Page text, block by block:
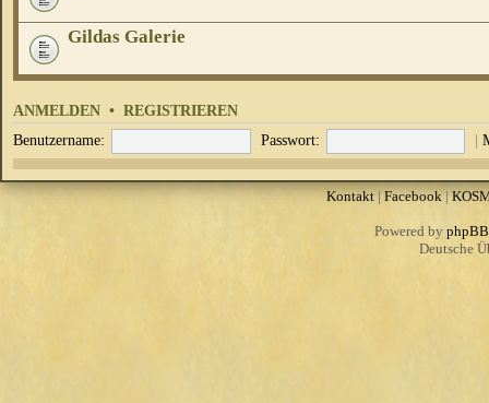
Gildas Galerie
ANMELDEN • REGISTRIEREN
Benutzername: Passwort: |
Kontakt| Facebook|
Powered by phpBB
Deutsche